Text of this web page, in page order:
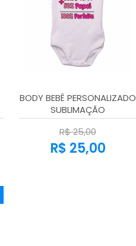
BODY BEBÊ PERSONALIZADO
SUBLIMAÇÃO
R$ 25,00
R$ 25,00